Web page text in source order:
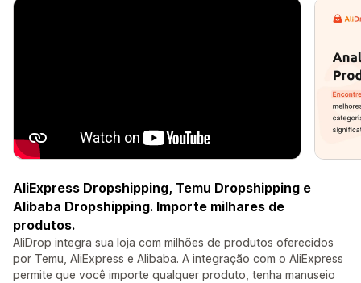
AliExpress Dropshipping, Temu Dropshipping e
Alibaba Dropshipping. Importe milhares de
produtos.
AliDrop integra sua loja com milhões de produtos oferecidos
por Temu, AliExpress e Alibaba. A integração com o AliExpress
permite que você importe qualquer produto, tenha manuseio